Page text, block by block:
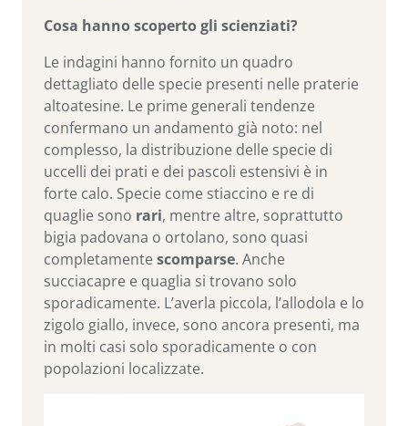
Cosa hanno scoperto gli scienziati?
Le indagini hanno fornito un quadro
dettagliato delle specie presenti nelle praterie
altoatesine. Le prime generali tendenze
confermano un andamento già noto: nel
complesso, la distribuzione delle specie di
uccelli dei prati e dei pascoli estensivi è in
forte calo. Specie come stiaccino e re di
quaglie sono rari, mentre altre, soprattutto
bigia padovana o ortolano, sono quasi
completamentescomparse. Anche
succiacapre e quaglia si trovano solo
sporadicamente. L’averla piccola, l’allodola e lo
zigolo giallo, invece, sono ancora presenti, ma
in molti casi solo sporadicamente o con
popolazioni localizzate.